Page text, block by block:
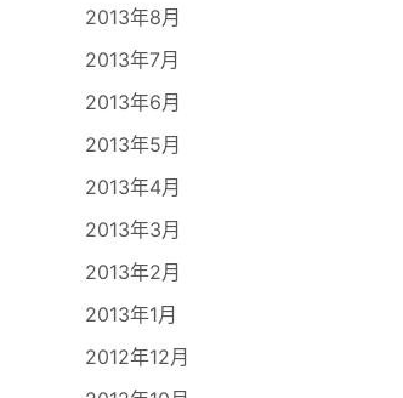
2013年8月
2013年7月
2013年6月
2013年5月
2013年4月
2013年3月
2013年2月
2013年1月
2012年12月